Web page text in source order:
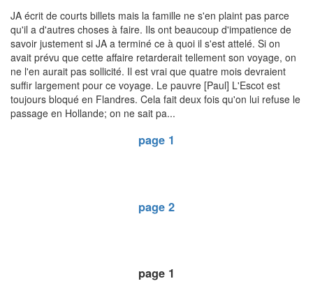
JA écrit de courts billets mais la famille ne s'en plaint pas parce
qu'il a d'autres choses à faire. Ils ont beaucoup d'impatience de
savoir justement si JA a terminé ce à quoi il s'est attelé. Si on
avait prévu que cette affaire retarderait tellement son voyage, on
ne l'en aurait pas sollicité. Il est vrai que quatre mois devraient
suffir largement pour ce voyage. Le pauvre [Paul] L'Escot est
toujours bloqué en Flandres. Cela fait deux fois qu'on lui refuse le
passage en Hollande; on ne sait pa...
page 1
page 2
page 1